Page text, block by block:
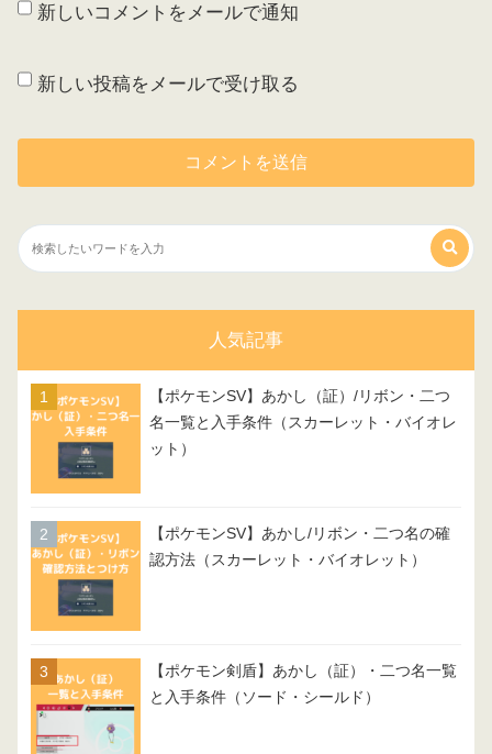
新しいコメントをメールで通知
新しい投稿をメールで受け取る
人気記事
【ポケモンSV】あかし（証）/リボン・二つ
名一覧と入手条件（スカーレット・バイオレ
ット）
【ポケモンSV】あかし/リボン・二つ名の確
認方法（スカーレット・バイオレット）
【ポケモン剣盾】あかし（証）・二つ名一覧
と入手条件（ソード・シールド）